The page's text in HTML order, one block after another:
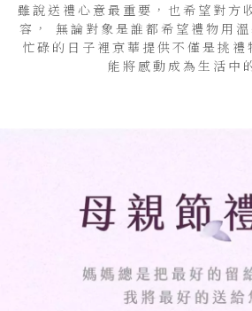
雖說送禮心意最重要，也希望對方
容， 無論對象是誰都希望禮物用
忙碌的日子裡京華提供不僅是挑
能將感動成為生活中